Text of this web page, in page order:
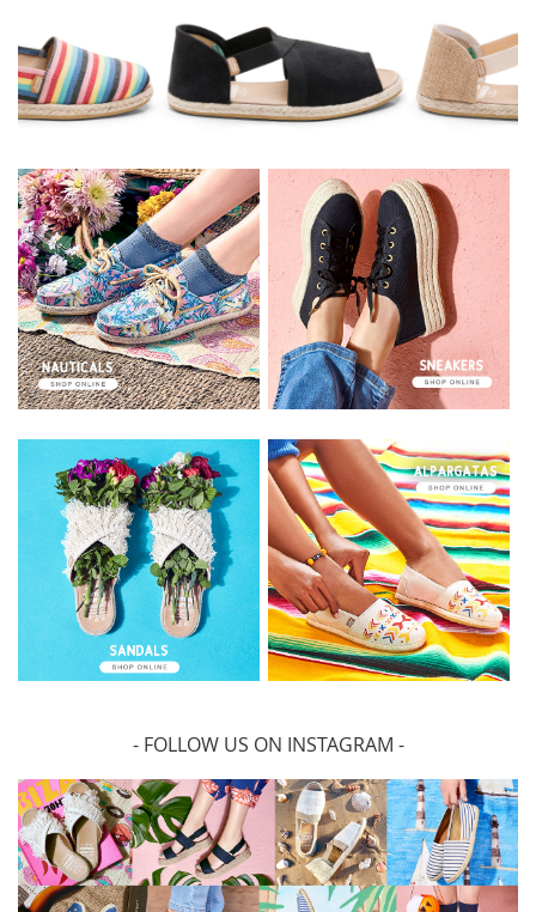
- FOLLOW US ON INSTAGRAM -